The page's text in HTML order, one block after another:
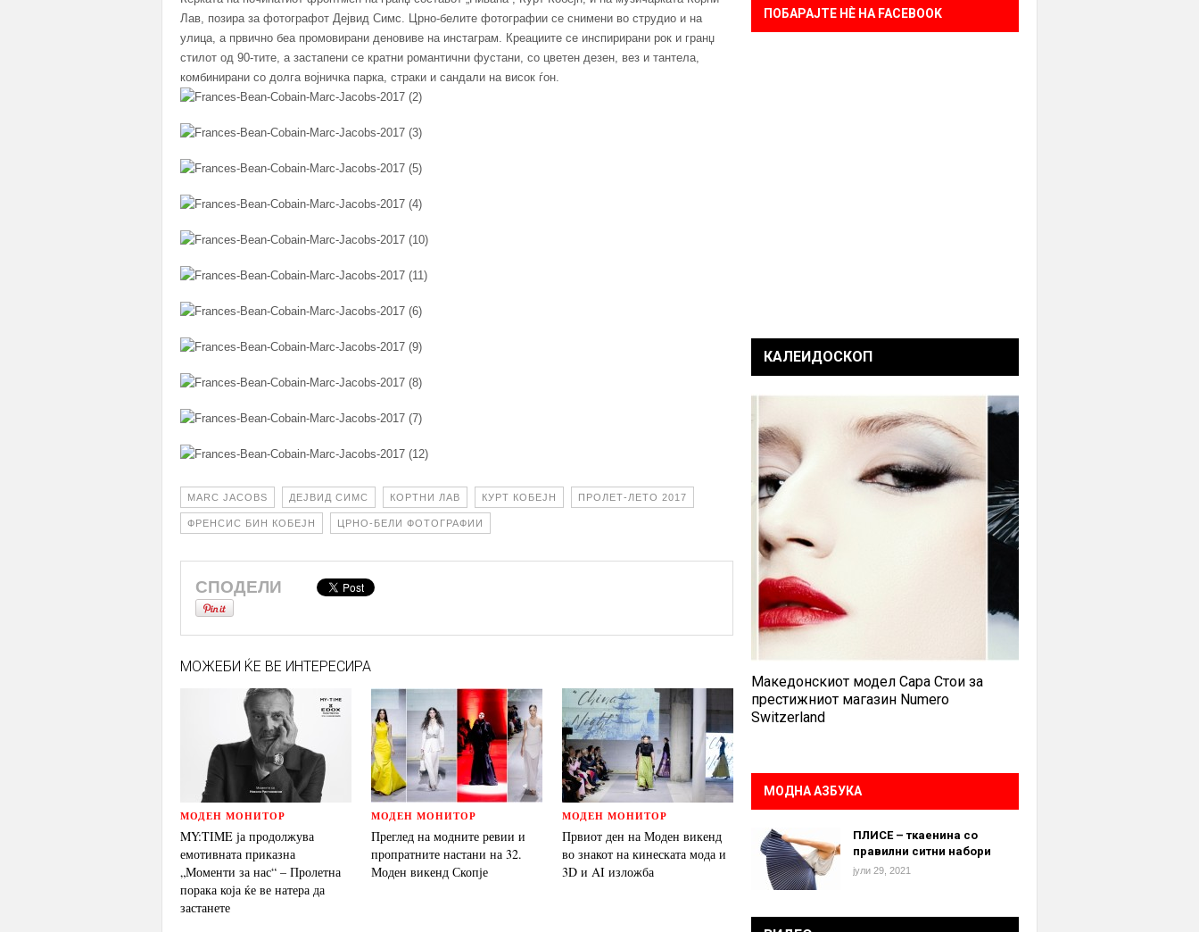
Лав, позира за фотографот Дејвид Симс. Црно-белите фотографии се снимени во струдио и на
улица, а првично беа промовирани деновиве на инстаграм. Креациите се инспирирани рок и гранџ
стилот од 90-тите, а застапени се кратни романтични фустани, со цветен дезен, вез и тантела,
комбинирани со долга војничка парка, страки и сандали на висок ѓон.
MARC JACOBS ДЕЈВИД СИМС КОРТНИ ЛАВ КУРТ КОБЕЈН ПРОЛЕТ-ЛЕТО 2017
ФРЕНСИС БИН КОБЕЈН ЦРНО-БЕЛИ ФОТОГРАФИИ
СПОДЕЛИ
МОЖЕБИ ЌЕ ВЕ ИНТЕРЕСИРА
МОДЕН МОНИТОР
MY:TIME ја продолжува
емотивната приказна
„Моменти за нас“ – Пролетна
порака која ќе ве натера да
застанете
МОДЕН МОНИТОР
Преглед на модните ревии и
пропратните настани на 32.
Моден викенд Скопје
МОДЕН МОНИТОР
Првиот ден на Моден викенд
во знакот на кинеската мода и
3D и AI изложба
ПОБАРАЈТЕ НÈ НА FACEBOOK
КАЛЕИДОСКОП
Македонскиот модел Сара Стои за
престижниот магазин Numero
Switzerland
МОДНА АЗБУКА
ПЛИСЕ – ткаенина со
правилни ситни набори
јули 29, 2021